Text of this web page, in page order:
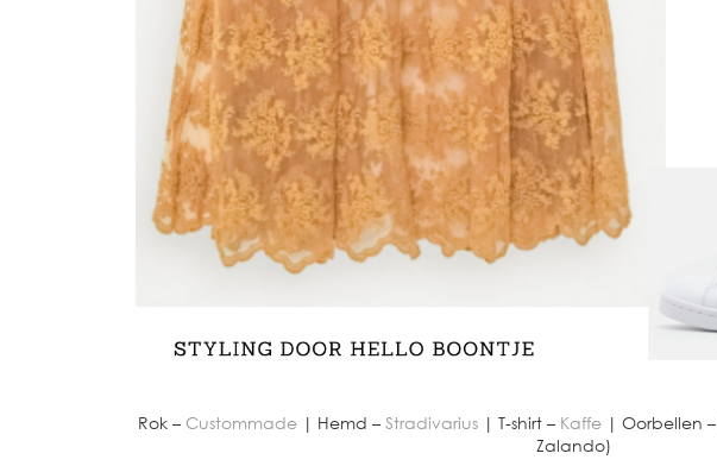
Rok – Custommade | Hemd – Stradivarius | T-shirt – Kaffe | Oorbellen –
Zalando)